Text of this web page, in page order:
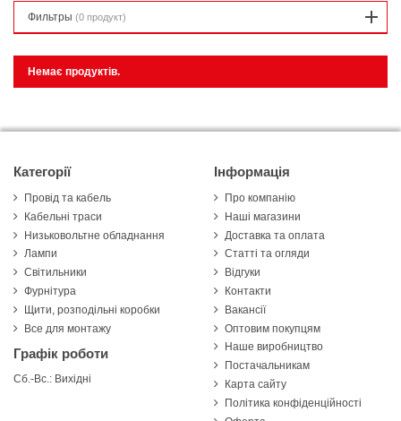
Немає продуктів.
Фильтры (0 продукт)
Категорії
Провід та кабель
Кабельні траси
Низьковольтне обладнання
Лампи
Світильники
Фурнітура
Щити, розподільні коробки
Все для монтажу
Графік роботи
Сб.-Вс.: Вихідні
Інформація
Про компанію
Наші магазини
Доставка та оплата
Статті та огляди
Відгуки
Контакти
Вакансії
Оптовим покупцям
Наше виробництво
Постачальникам
Карта сайту
Політика конфіденційності